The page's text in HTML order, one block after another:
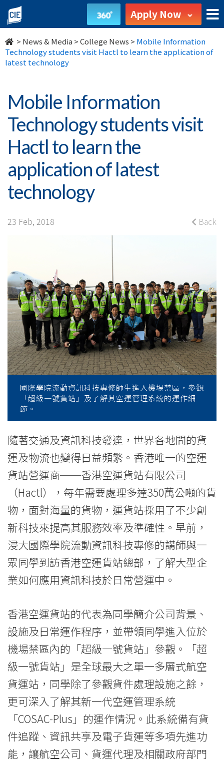
Mobile
Information
Technology
students
visit
Hactl
to
learn
the
application
of
technology
College
News
College
International
Education
Hong
Kong
Baptist
University
Apply Now
> News & Media >College News > Mobile Information
Technology students visit Hactl to learn the application of
latest technology
Mobile Information
Technology students visit
Hactl to learn the
application of latest
technology
23 Feb, 2018 Back
國際學院流動資訊科技專修師生進入機埸禁區，參觀
「超級一號貨站」及了解其空運管理系統的運作細
節。
隨著交通及資訊科技發達，世界各地間的貨
運及物流也變得日益頻繁。香港唯一的空運
貨站營運商──香港空運貨站有限公司
（Hactl），每年需要處理多達350萬公噸的貨
物，面對海量的貨物，運貨站採用了不少創
新科技來提高其服務效率及準確性。早前，
浸大國際學院流動資訊科技專修的講師與一
眾同學到訪香港空運貨站總部，了解大型企
業如何應用資訊科技於日常營運中。
香港空運貨站的代表為同學簡介公司背景、
設施及日常運作程序，並帶領同學進入位於
機場禁區內的「超級一號貨站」參觀。「超
級一號貨站」是全球最大之單一多層式航空
貨運站，同學除了參觀貨件處理設施之餘，
更可深入了解其新一代空運管理系統
「COSAC-Plus」的運作情況。此系統備有貨
件追蹤、資訊共享及電子貨運等多項先進功
能，讓航空公司、貨運代理及相關政府部門